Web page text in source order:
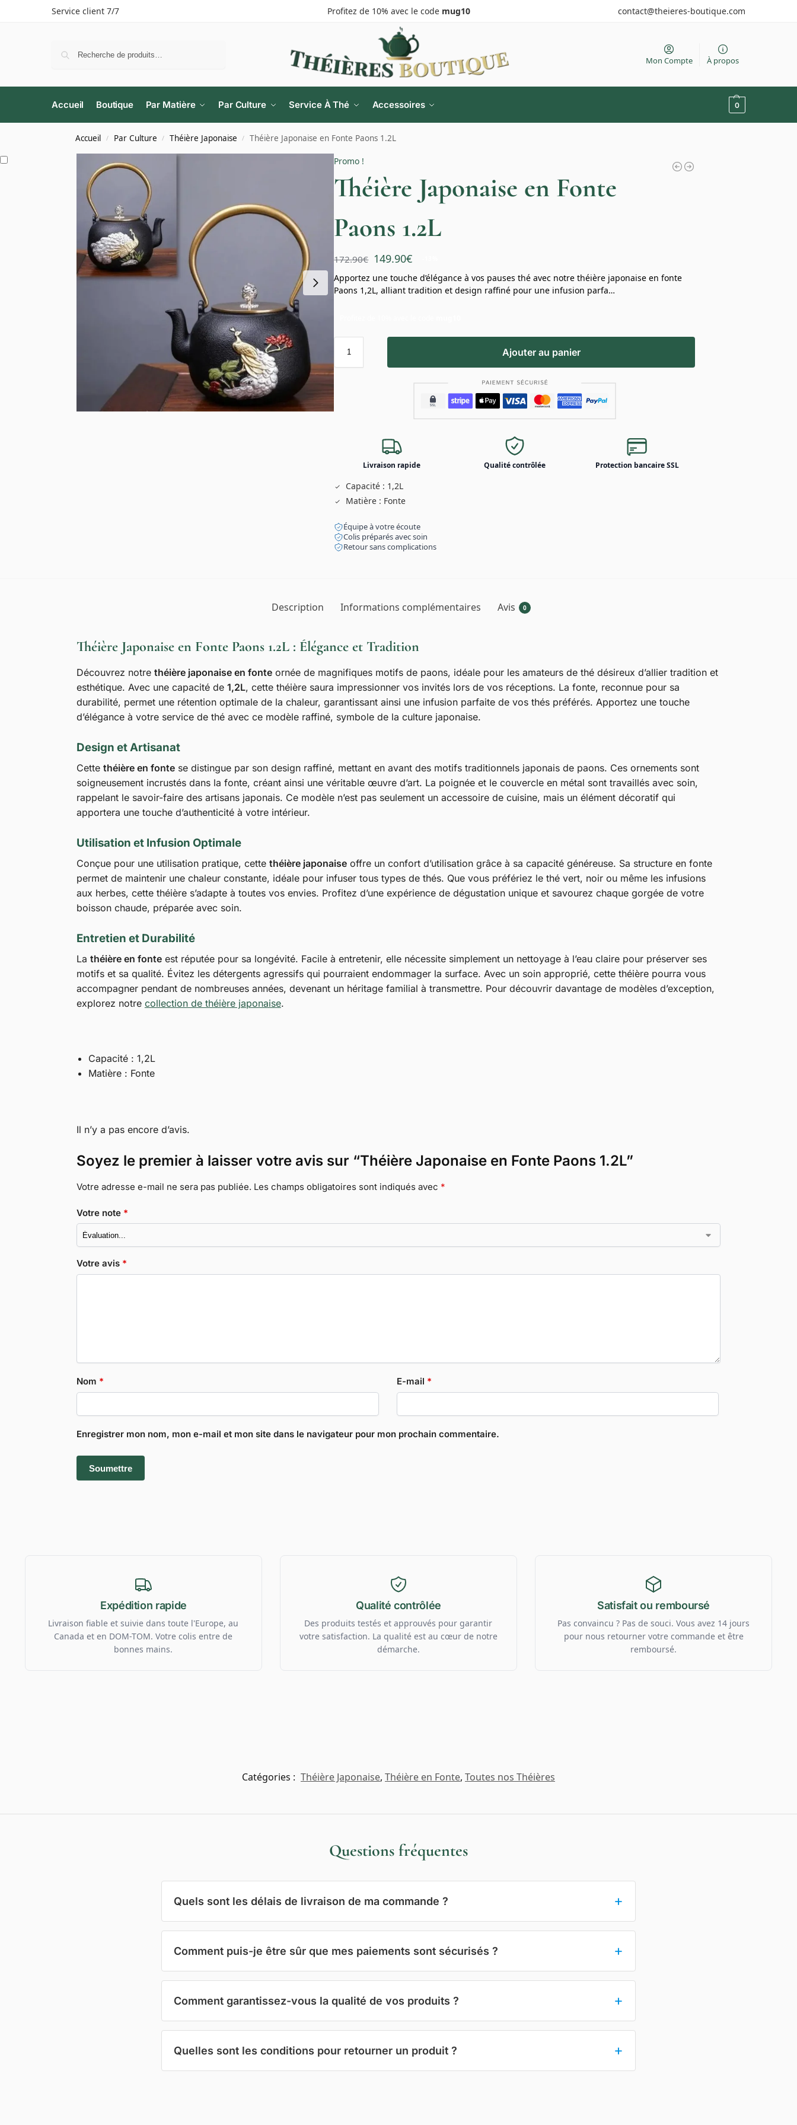
Service client 7/7 Profitez de 10% avec le code mug10 contact@theieres-boutique.com
Mon Compte À propos
Accueil Boutique Par Matière Par Culture Service À Thé Accessoires 0
Accueil / Par Culture / Théière Japonaise / Théière Japonaise en Fonte Paons 1.2L
Promo !
Théière Japonaise en Fonte
Paons 1.2L
172.90€ 149.90€
Apportez une touche d’élégance à vos pauses thé avec notre théière japonaise en fonte
Paons 1,2L, alliant tradition et design raffiné pour une infusion parfa…
Ajouter au panier
Livraison rapide Qualité contrôlée Protection bancaire SSL
Capacité : 1,2L
Matière : Fonte
Équipe à votre écoute
Colis préparés avec soin
Retour sans complications
Description Informations complémentaires Avis 0
Théière Japonaise en Fonte Paons 1.2L : Élégance et Tradition
Découvrez notre théière japonaise en fonteornée de magnifiques motifs de paons, idéale pour les amateurs de thé désireux d’allier tradition et
esthétique. Avec une capacité de 1,2L, cette théière saura impressionner vos invités lors de vos réceptions. La fonte, reconnue pour sa
durabilité, permet une rétention optimale de la chaleur, garantissant ainsi une infusion parfaite de vos thés préférés. Apportez une touche
d’élégance à votre service de thé avec ce modèle raffiné, symbole de la culture japonaise.
Design et Artisanat
Cette théière en fontese distingue par son design raffiné, mettant en avant des motifs traditionnels japonais de paons. Ces ornements sont
soigneusement incrustés dans la fonte, créant ainsi une véritable œuvre d’art. La poignée et le couvercle en métal sont travaillés avec soin,
rappelant le savoir-faire des artisans japonais. Ce modèle n’est pas seulement un accessoire de cuisine, mais un élément décoratif qui
apportera une touche d’authenticité à votre intérieur.
Utilisation et Infusion Optimale
Conçue pour une utilisation pratique, cette théière japonaiseoffre un confort d’utilisation grâce à sa capacité généreuse. Sa structure en fonte
permet de maintenir une chaleur constante, idéale pour infuser tous types de thés. Que vous préfériez le thé vert, noir ou même les infusions
aux herbes, cette théière s’adapte à toutes vos envies. Profitez d’une expérience de dégustation unique et savourez chaque gorgée de votre
boisson chaude, préparée avec soin.
Entretien et Durabilité
La théière en fonteest réputée pour sa longévité. Facile à entretenir, elle nécessite simplement un nettoyage à l’eau claire pour préserver ses
motifs et sa qualité. Évitez les détergents agressifs qui pourraient endommager la surface. Avec un soin approprié, cette théière pourra vous
accompagner pendant de nombreuses années, devenant un héritage familial à transmettre. Pour découvrir davantage de modèles d’exception,
explorez notre collection de théière japonaise.
Capacité : 1,2L
Matière : Fonte
Il n’y a pas encore d’avis.
Soyez le premier à laisser votre avis sur “Théière Japonaise en Fonte Paons 1.2L”
Votre adresse e-mail ne sera pas publiée. Les champs obligatoires sont indiqués avec *
Votre note *
Votre avis *
Nom * E-mail *
Enregistrer mon nom, mon e-mail et mon site dans le navigateur pour mon prochain commentaire.
Expédition rapide
Livraison fiable et suivie dans toute l'Europe, au
Canada et en DOM-TOM. Votre colis entre de
bonnes mains.
Qualité contrôlée
Des produits testés et approuvés pour garantir
votre satisfaction. La qualité est au cœur de notre
démarche.
Satisfait ou remboursé
Pas convaincu ? Pas de souci. Vous avez 14 jours
pour nous retourner votre commande et être
remboursé.
Catégories : Théière Japonaise, Théière en Fonte, Toutes nos Théières
Questions fréquentes
Quels sont les délais de livraison de ma commande ?
Comment puis-je être sûr que mes paiements sont sécurisés ?
Comment garantissez-vous la qualité de vos produits ?
Quelles sont les conditions pour retourner un produit ?